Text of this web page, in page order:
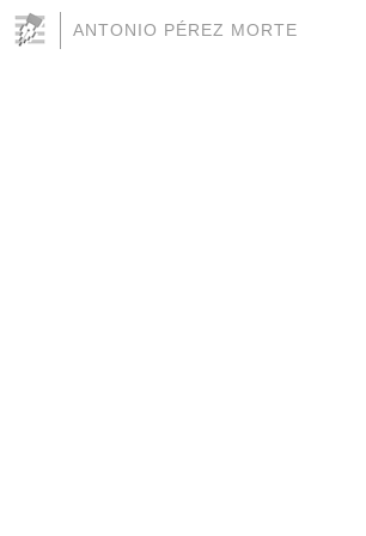
ANTONIO PÉREZ MORTE